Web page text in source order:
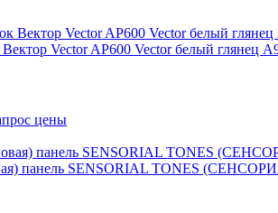
Veсtor AP600 Vector белый глянец
цены
панель SENSORIAL TONES